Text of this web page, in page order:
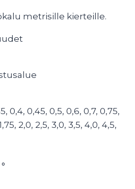
metrisille kierteille.
0,4, 0,45, 0,5, 0,6, 0,7, 0,75,
2,0, 2,5, 3,0, 3,5, 4,0, 4,5,